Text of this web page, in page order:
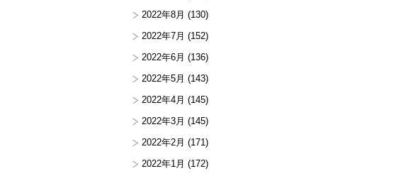
2022年8月 (130)
2022年7月 (152)
2022年6月 (136)
2022年5月 (143)
2022年4月 (145)
2022年3月 (145)
2022年2月 (171)
2022年1月 (172)